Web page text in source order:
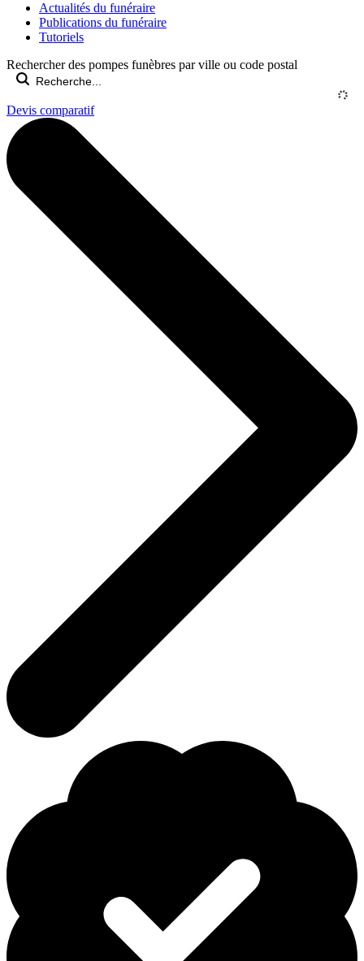
Actualités du funéraire
Publications du funéraire
Tutoriels
Rechercher des pompes funèbres par ville ou code postal
Devis comparatif